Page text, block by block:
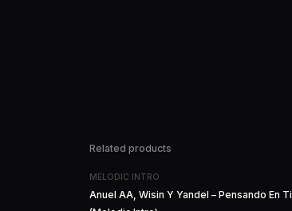
Related products
MELODIC INTRO
Anuel AA, Wisin Y Yandel – Pensando En Ti